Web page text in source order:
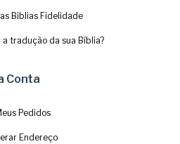
Biblias Fidelidade
a tradução da sua Bíblia?
Conta
Pedidos
Endereço